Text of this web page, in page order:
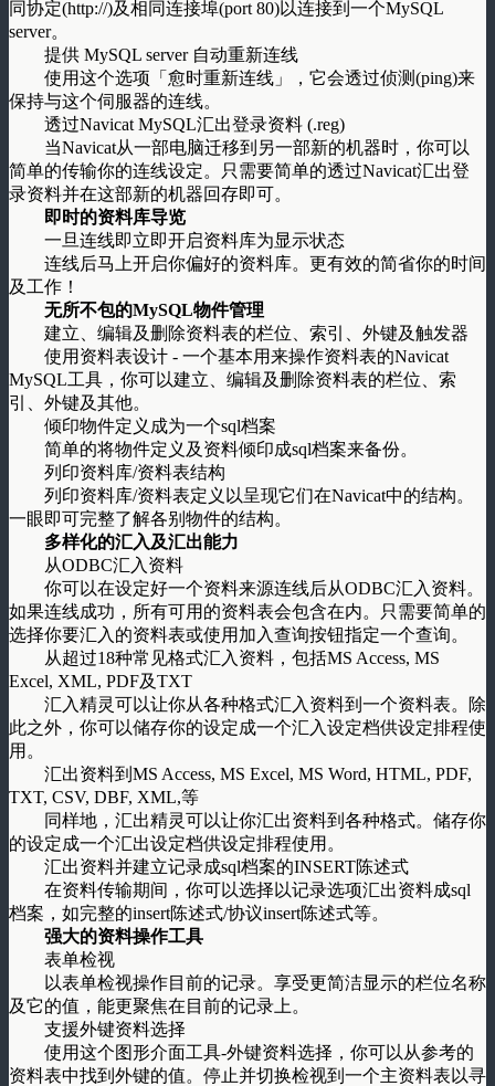
同协定(http://)及相同连接埠(port 80)以连接到一个MySQL
server。
提供 MySQL server 自动重新连线
使用这个选项「愈时重新连线」，它会透过侦测(ping)来
保持与这个伺服器的连线。
透过Navicat MySQL汇出登录资料 (.reg)
当Navicat从一部电脑迁移到另一部新的机器时，你可以
简单的传输你的连线设定。只需要简单的透过Navicat汇出登
录资料并在这部新的机器回存即可。
即时的资料库导览
一旦连线即立即开启资料库为显示状态
连线后马上开启你偏好的资料库。更有效的简省你的时间
及工作！
无所不包的MySQL物件管理
建立、编辑及删除资料表的栏位、索引、外键及触发器
使用资料表设计 - 一个基本用来操作资料表的Navicat
MySQL工具，你可以建立、编辑及删除资料表的栏位、索
引、外键及其他。
倾印物件定义成为一个sql档案
简单的将物件定义及资料倾印成sql档案来备份。
列印资料库/资料表结构
列印资料库/资料表定义以呈现它们在Navicat中的结构。
一眼即可完整了解各别物件的结构。
多样化的汇入及汇出能力
从ODBC汇入资料
你可以在设定好一个资料来源连线后从ODBC汇入资料。
如果连线成功，所有可用的资料表会包含在内。只需要简单的
选择你要汇入的资料表或使用加入查询按钮指定一个查询。
从超过18种常见格式汇入资料，包括MS Access, MS
Excel, XML, PDF及TXT
汇入精灵可以让你从各种格式汇入资料到一个资料表。除
此之外，你可以储存你的设定成一个汇入设定档供设定排程使
用。
汇出资料到MS Access, MS Excel, MS Word, HTML, PDF,
TXT, CSV, DBF, XML,等
同样地，汇出精灵可以让你汇出资料到各种格式。储存你
的设定成一个汇出设定档供设定排程使用。
汇出资料并建立记录成sql档案的INSERT陈述式
在资料传输期间，你可以选择以记录选项汇出资料成sql
档案，如完整的insert陈述式/协议insert陈述式等。
强大的资料操作工具
表单检视
以表单检视操作目前的记录。享受更简洁显示的栏位名称
及它的值，能更聚焦在目前的记录上。
支援外键资料选择
使用这个图形介面工具-外键资料选择，你可以从参考的
资料表中找到外键的值。停止并切换检视到一个主资料表以寻